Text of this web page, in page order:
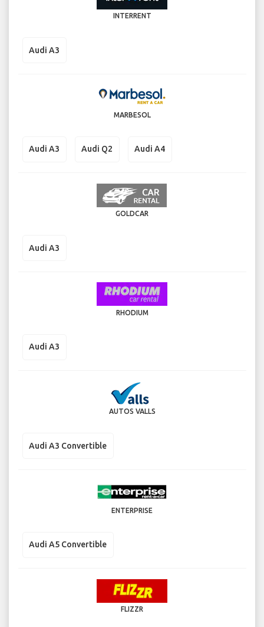
INTERRENT
Audi A3
MARBESOL
Audi A3 Audi Q2 Audi A4
GOLDCAR
Audi A3
RHODIUM
Audi A3
AUTOS VALLS
Audi A3 Convertible
ENTERPRISE
Audi A5 Convertible
FLIZZR